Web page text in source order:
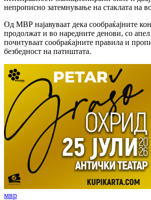
непрописно затемнување на стаклата на
Од МВР најавуваат дека сообраќајните
продолжат и во наредните денови, со апел
почитуваат сообраќајните правила и
безбедност на патиштата.
мвр